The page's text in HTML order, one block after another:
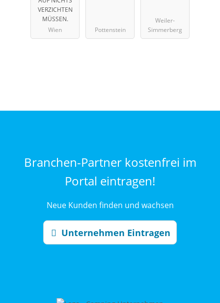
VERZICHTEN
MÜSSEN.
Wien
Pottenstein
Weiler-
Simmerberg
Branchen-Partner kostenfrei im
Portal eintragen!
Neue Kunden finden und wachsen
Unternehmen Eintragen